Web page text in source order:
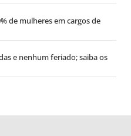
de mulheres em cargos de
e nenhum feriado; saiba os